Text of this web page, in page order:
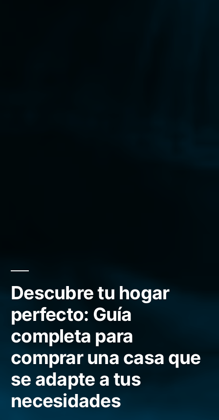
Descubre tu hogar
perfecto: Guía
completa para
comprar una casa que
se adapte a tus
necesidades